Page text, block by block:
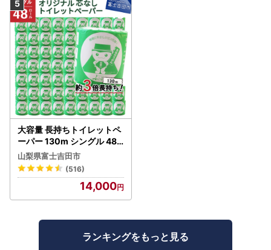
大容量 長持ちトイレットペ
ーパー 130m シングル 48R
芯なし 3倍巻 トイレット
山梨県富士吉田市
(516)
14,000
ランキングをもっと見る